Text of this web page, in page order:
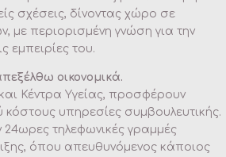
σχέσεις, δίνοντας χώρο σε
με περιορισμένη γνώση για την
εμπειρίες του.
οικονομικά.
Κέντρα Υγείας, προσφέρουν
υπηρεσίες συμβουλευτικής.
24ωρες τηλεφωνικές γραμμές
όπου απευθυνόμενος κάποιος